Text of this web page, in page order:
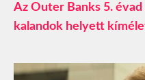
Az Outer Banks 5.
kalandok helyett